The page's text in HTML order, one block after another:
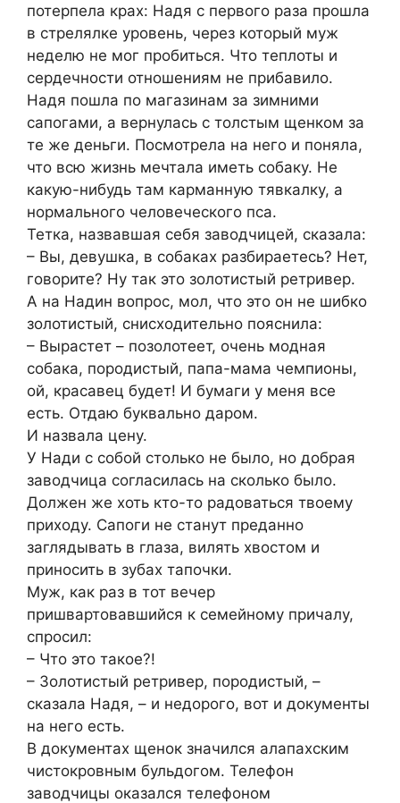
потерпела крах: Надя с первого раза прошла
в стрелялке уровень, через который муж
неделю не мог пробиться. Что теплоты и
сердечности отношениям не прибавило.
Надя пошла по магазинам за зимними
сапогами, а вернулась с толстым щенком за
те же деньги. Посмотрела на него и поняла,
что всю жизнь мечтала иметь собаку. Не
какую-нибудь там карманную тявкалку, а
нормального человеческого пса.
Тетка, назвавшая себя заводчицей, сказала:
– Вы, девушка, в собаках разбираетесь? Нет,
говорите? Ну так это золотистый ретривер.
А на Надин вопрос, мол, что это он не шибко
золотистый, снисходительно пояснила:
– Вырастет – позолотеет, очень модная
собака, породистый, папа-мама чемпионы,
ой, красавец будет! И бумаги у меня все
есть. Отдаю буквально даром.
И назвала цену.
У Нади с собой столько не было, но добрая
заводчица согласилась на сколько было.
Должен же хоть кто-то радоваться твоему
приходу. Сапоги не станут преданно
заглядывать в глаза, вилять хвостом и
приносить в зубах тапочки.
Муж, как раз в тот вечер
пришвартовавшийся к семейному причалу,
спросил:
– Что это такое?!
– Золотистый ретривер, породистый, –
сказала Надя, – и недорого, вот и документы
на него есть.
В документах щенок значился алапахским
чистокровным бульдогом. Телефон
заводчицы оказался телефоном